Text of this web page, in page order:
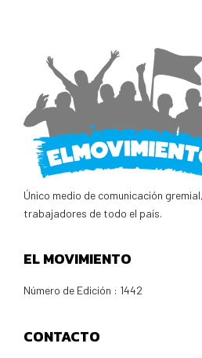
Único medio de comunicación
trabajadores de todo el país.
EL MOVIMIENTO
Número de Edición : 1442
CONTACTO